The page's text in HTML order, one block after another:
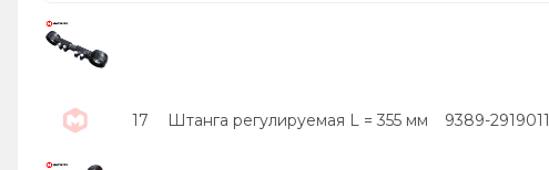
17 Штанга регулируемая L = 355 мм 9389-2919011